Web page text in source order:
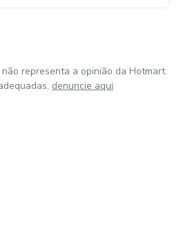
representa a opinião da Hotmart.
denuncie aqui